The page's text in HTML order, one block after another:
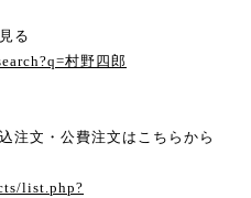
る
村野四郎
注文・公費注文はこちらから
list.php?